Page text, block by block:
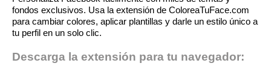
fondos exclusivos. Usa la extensión de ColoreaTuFace.com
para cambiar colores, aplicar plantillas y darle un estilo único a
tu perfil en un solo clic.
Descarga la extensión para tu navegador: